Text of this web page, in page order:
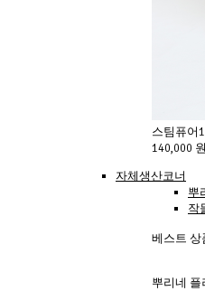
스팀퓨어
140,000 원
자체생산코너
뿌
작
베스트 상
뿌리네 플